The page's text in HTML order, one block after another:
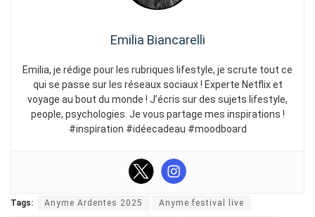
Emilia Biancarelli
Emilia, je rédige pour les rubriques lifestyle, je scrute tout ce
qui se passe sur les réseaux sociaux ! Experte Netflix et
voyage au bout du monde ! J’écris sur des sujets lifestyle,
people, psychologies. Je vous partage mes inspirations !
#inspiration #idéecadeau #moodboard
Tags: Anyme Ardentes 2025 Anyme festival live